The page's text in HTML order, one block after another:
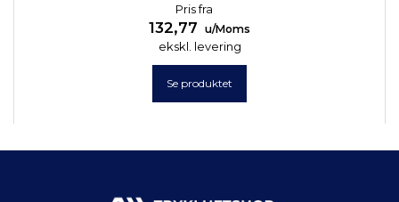
Pris fra
132,77 u/Moms
ekskl. levering
Se produktet